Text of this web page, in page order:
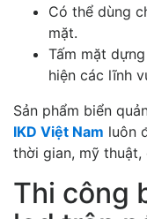
Có thể dùng
mặt.
Tấm mặt
hiện các lĩnh
Sản phẩm biển
IKD Việt Nam luôn
thời gian, mỹ
Thi công